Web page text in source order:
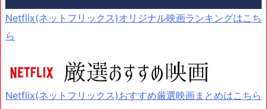
Netflix(ネットフリックス)オリジナル映画ランキングはこち
ら
Netflix(ネットフリックス)おすすめ厳選映画まとめはこちら